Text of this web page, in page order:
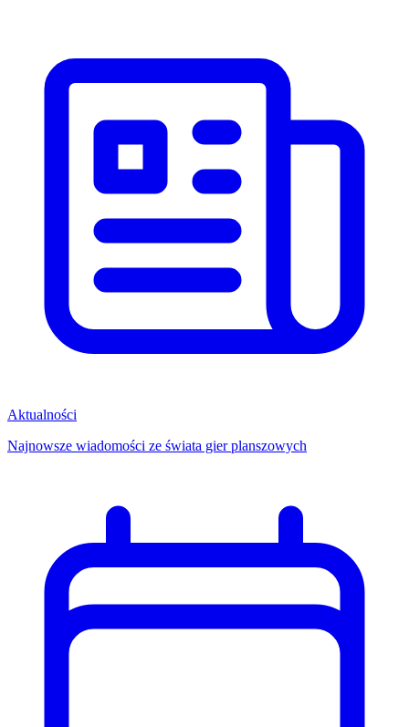
Aktualności
Najnowsze wiadomości ze świata gier planszowych